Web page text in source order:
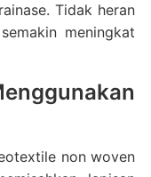
Tidak heran
meningkat
non woven